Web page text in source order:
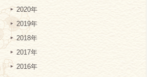
2020年
2019年
2018年
2017年
2016年